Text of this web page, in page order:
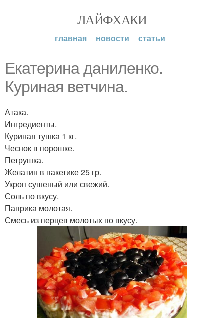
ЛАЙФХАКИ
главная новости статьи
Екатерина даниленко.
Куриная ветчина.
Атака.
Ингредиенты.
Куриная тушка 1 кг.
Чеснок в порошке.
Петрушка.
Желатин в пакетике 25 гр.
Укроп сушеный или свежий.
Соль по вкусу.
Паприка молотая.
Смесь из перцев молотых по вкусу.